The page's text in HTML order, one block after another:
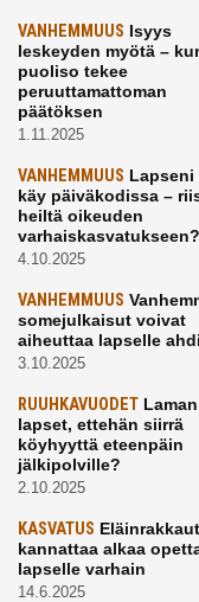
VANHEMMUUS Isyys
leskeyden myötä –
puoliso tekee
peruuttamattoman
päätöksen
1.11.2025
VANHEMMUUS Lapseni
käy päiväkodissa –
heiltä oikeuden
varhaiskasvatukseen?
4.10.2025
VANHEMMUUS
somejulkaisut voivat
aiheuttaa lapselle
3.10.2025
RUUHKAVUODET Laman
lapset, ettehän siirrä
köyhyyttä eteenpäin
jälkipolville?
2.10.2025
KASVATUS
kannattaa alkaa
lapselle varhain
14.6.2025